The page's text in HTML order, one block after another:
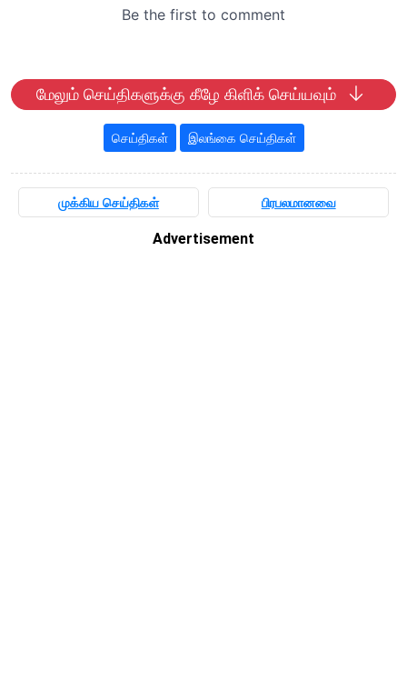
மேலும் செய்திகளுக்கு கீழே கிளிக் செய்யவும்
செய்திகள் இலங்கை செய்திகள்
முக்கிய செய்திகள் பிரபலமானவை
Advertisement